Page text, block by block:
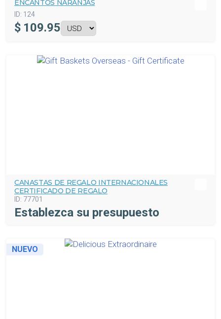
ENCANTOS NARANJAS
ID: 124
$ 109.95
CANASTAS DE REGALO INTERNACIONALES
CERTIFICADO DE REGALO
ID: 77701
Establezca su presupuesto
NUEVO